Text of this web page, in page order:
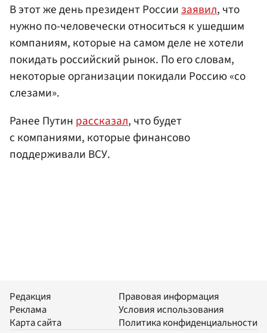
В этот же день президент Россиизаявил, что
нужно по-человечески относиться к ушедшим
компаниям, которые на самом деле не хотели
покидать российский рынок. По его словам,
некоторые организации покидали Россию «со
слезами».
Ранее Путин рассказал, что будет
с компаниями, которые финансово
поддерживали ВСУ.
Редакция
Реклама
Карта сайта
Правовая информация
Условия использования
Политика конфиденциальности